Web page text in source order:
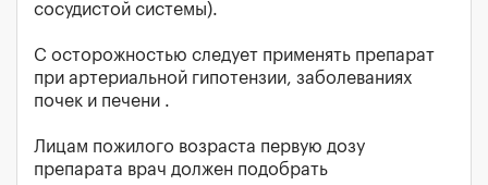
сосудистой системы).
С осторожностью следует применять препарат
при артериальной гипотензии, заболеваниях
почек и печени .
Лицам пожилого возраста первую дозу
препарата врач должен подобрать